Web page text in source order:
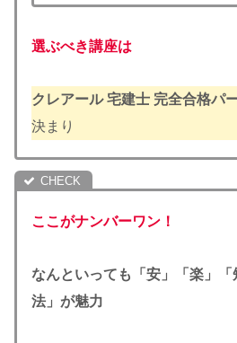
選ぶべき講座は
クレアール宅建士 完全合格パ
決まり
ここがナンバーワン！
なんといっても「安」「楽」
法」が魅力